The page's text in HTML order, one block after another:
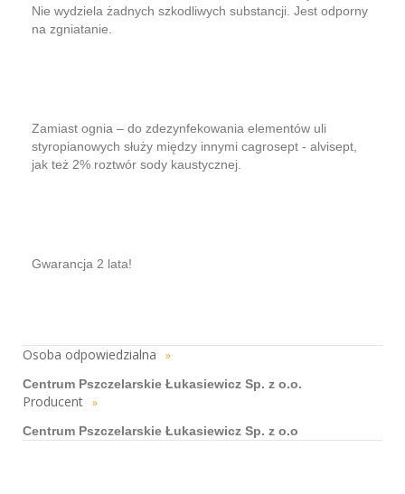
Nie wydziela żadnych szkodliwych substancji. Jest odporny
na zgniatanie.
Zamiast ognia – do zdezynfekowania elementów uli
styropianowych służy między innymi cagrosept - alvisept,
jak też 2% roztwór sody kaustycznej.
Gwarancja 2 lata!
Osoba odpowiedzialna »
Centrum Pszczelarskie Łukasiewicz Sp. z o.o.
Producent »
Centrum Pszczelarskie Łukasiewicz Sp. z o.o